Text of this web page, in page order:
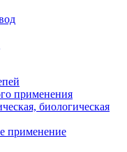
применения
биологическая
применение